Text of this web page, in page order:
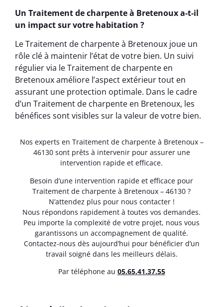
Un Traitement de charpente à Bretenoux a-t-il
un impact sur votre habitation ?
Le Traitement de charpente à Bretenoux joue un
rôle clé à maintenir l’état de votre bien. Un suivi
régulier via le Traitement de charpente en
Bretenoux améliore l’aspect extérieur tout en
assurant une protection optimale. Dans le cadre
d’un Traitement de charpente en Bretenoux, les
bénéfices sont visibles sur la valeur de votre bien.
Nos experts en Traitement de charpente à Bretenoux –
46130 sont prêts à intervenir pour assurer une
intervention rapide et efficace.
Besoin d’une intervention rapide et efficace pour
Traitement de charpente à Bretenoux – 46130 ?
N’attendez plus pour nous contacter !
Nous répondons rapidement à toutes vos demandes.
Peu importe la complexité de votre projet, nous vous
garantissons un accompagnement de qualité.
Contactez-nous dès aujourd’hui pour bénéficier d’un
travail soigné dans les meilleurs délais.
Par téléphone au 05.65.41.37.55